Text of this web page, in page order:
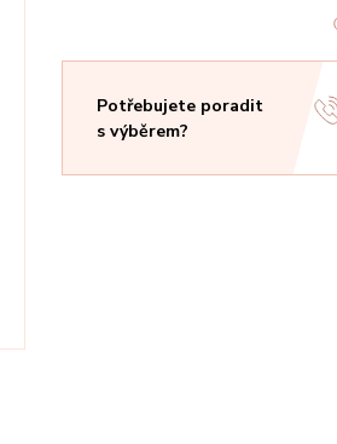
Potřebujete poradit
s výběrem?